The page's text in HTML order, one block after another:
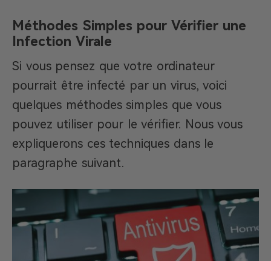
Méthodes Simples pour Vérifier une
Infection Virale
Si vous pensez que votre ordinateur
pourrait être infecté par un virus, voici
quelques méthodes simples que vous
pouvez utiliser pour le vérifier. Nous vous
expliquerons ces techniques dans le
paragraphe suivant.